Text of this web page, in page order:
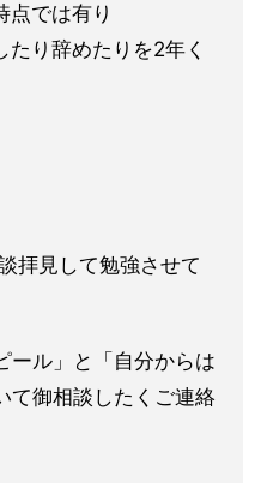
点では有り
り辞めたりを2年く
拝見して勉強させて
ール」と「自分からは
て御相談したくご連絡